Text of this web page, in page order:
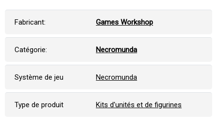
Fabricant: Games Workshop
Catégorie: Necromunda
Système de jeu Necromunda
Type de produit Kits d'unités et de figurines